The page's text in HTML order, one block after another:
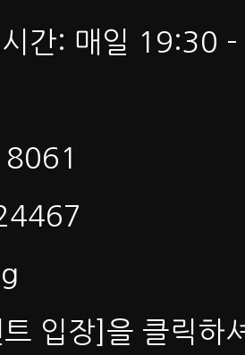
시간: 매일 19:30
트 입장]을 클릭하